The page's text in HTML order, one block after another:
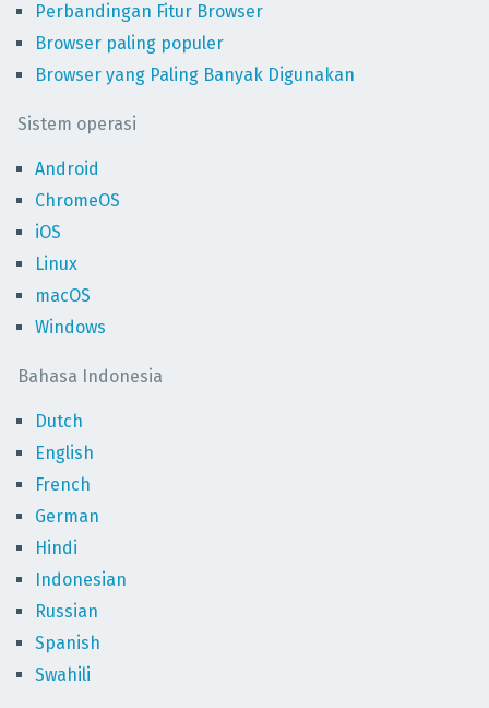
Perbandingan Fitur Browser
Browser paling populer
Browser yang Paling Banyak Digunakan
Sistem operasi
Android
ChromeOS
iOS
Linux
macOS
Windows
Bahasa Indonesia
Dutch
English
French
German
Hindi
Indonesian
Russian
Spanish
Swahili